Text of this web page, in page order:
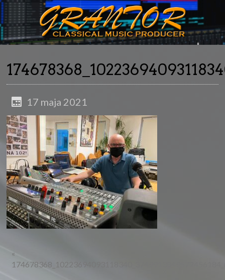
17 maja 2021
«